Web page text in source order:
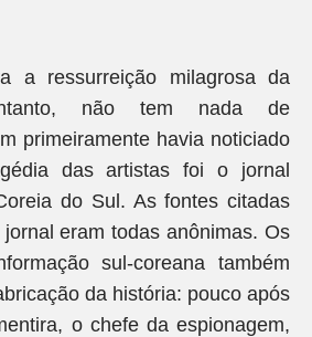
a ressurreição milagrosa da
não tem nada de
primeiramente havia noticiado
das artistas foi o jornal
do Sul. As fontes citadas
eram todas anônimas. Os
sul-coreana também
da história: pouco após
o chefe da espionagem,